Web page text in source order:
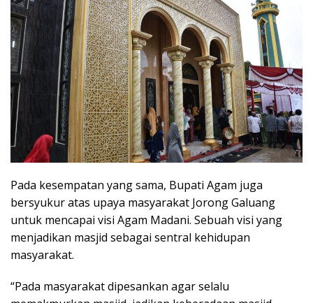
Pada kesempatan yang sama, Bupati Agam juga
bersyukur atas upaya masyarakat Jorong Galuang
untuk mencapai visi Agam Madani. Sebuah visi yang
menjadikan masjid sebagai sentral kehidupan
masyarakat.
“Pada masyarakat dipesankan agar selalu